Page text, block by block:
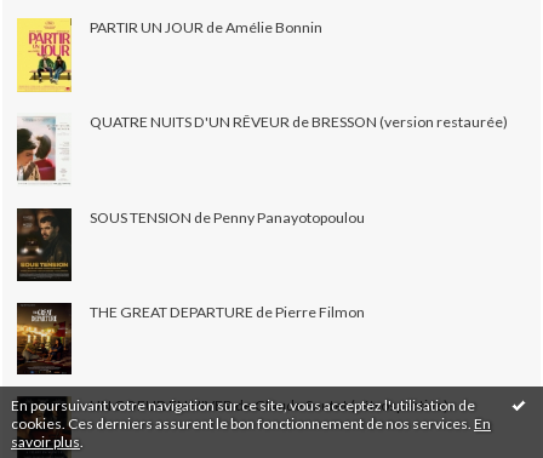
En poursuivant votre navigation sur ce site, vous acceptez l'utilisation de
cookies. Ces derniers assurent le bon fonctionnement de nos services. En
savoir plus
PARTIR UN JOUR de Amélie Bonnin
QUATRE NUITS D'UN RÊVEUR de BRESSON (version restaurée)
SOUS TENSION de Penny Panayotopoulou
THE GREAT DEPARTURE de Pierre Filmon
UN COEUR EN HIVER de Claude Sautet (rétrospective)